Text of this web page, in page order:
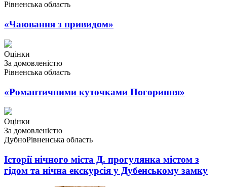
Рівненська область
«Чаювання з привидом»
Оцінки
За домовленістю
Рівненська область
«Романтичними куточками Погориння»
Оцінки
За домовленістю
ДубноРівненська область
Історії нічного міста Д. прогулянка містом з
гідом та нічна екскурсія у Дубенському замку